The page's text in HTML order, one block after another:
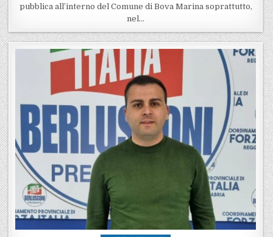
pubblica all’interno del Comune di Bova Marina soprattutto,
nel…